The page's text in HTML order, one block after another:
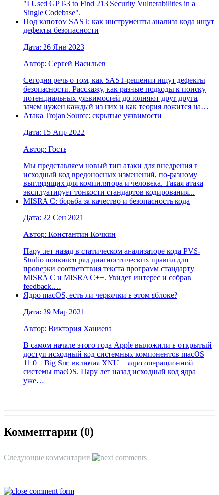
"I Used GPT-3 to Find 213 Security Vulnerabilities in a
Single Codebase".
Под капотом SAST: как инструменты анализа кода ищут
дефекты безопасности
Дата: 26 Янв 2023
Автор: Сергей Васильев
Сегодня речь о том, как SAST-решения ищут дефекты
безопасности. Расскажу, как разные подходы к поиску
потенциальных уязвимостей дополняют друг друга,
зачем нужен каждый из них и как теория ложится на…
Атака Trojan Source: скрытые уязвимости
Дата: 15 Апр 2022
Автор: Гость
Мы представляем новый тип атаки для внедрения в
исходный код вредоносных изменений, по-разному
выглядящих для компилятора и человека. Такая атака
эксплуатирует тонкости стандартов кодирования...
MISRA C: борьба за качество и безопасность кода
Дата: 22 Сен 2021
Автор: Константин Кочкин
Пару лет назад в статическом анализаторе кода PVS-
Studio появился ряд диагностических правил для
проверки соответствия текста программ стандарту
MISRA C и MISRA C++. Увидев интерес и собрав
feedback.…
Ядро macOS, есть ли червячки в этом яблоке?
Дата: 29 Мар 2021
Автор: Виктория Ханиева
В самом начале этого года Apple выложили в открытый
доступ исходный код системных компонентов macOS
11.0 – Big Sur, включая XNU – ядро операционной
системы macOS. Пару лет назад исходный код ядра
уже…
Комментарии (0)
Следующие комментарии